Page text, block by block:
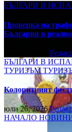
БЪЛГАРИ В
Проверка на
България в
БЪЛГАРИ В
ТУРИЗЪМ
Колоритният
юли 26, 2026
НАЧАЛО